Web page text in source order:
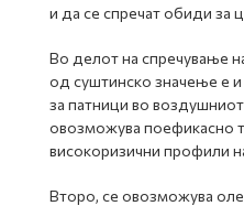
и да се спречат обиди за
Во делот на спречување
од суштинско значење е
за патници во
овозможува поефикасно
високоризични профили
Второ, се овозможува